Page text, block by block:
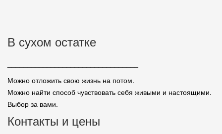
В сухом остатке
Можно отложить свою жизнь на потом.
Можно найти способ чувствовать себя живыми и настоящими.
Выбор за вами.
Контакты и цены